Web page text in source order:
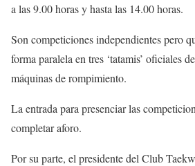
a las 9.00 horas y hasta las 14.00 horas.
Son competiciones independientes pero
forma paralela en tres ‘tatamis’ oficiales
máquinas de rompimiento.
La entrada para presenciar las
completar aforo.
Por su parte, el presidente del Club